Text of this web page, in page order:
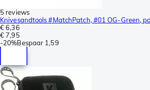
5 reviews
Knivesandtools #MatchPatch, #01 OG-Green,
€ 6,36
€ 7,95
-20%Bespaar 1,59